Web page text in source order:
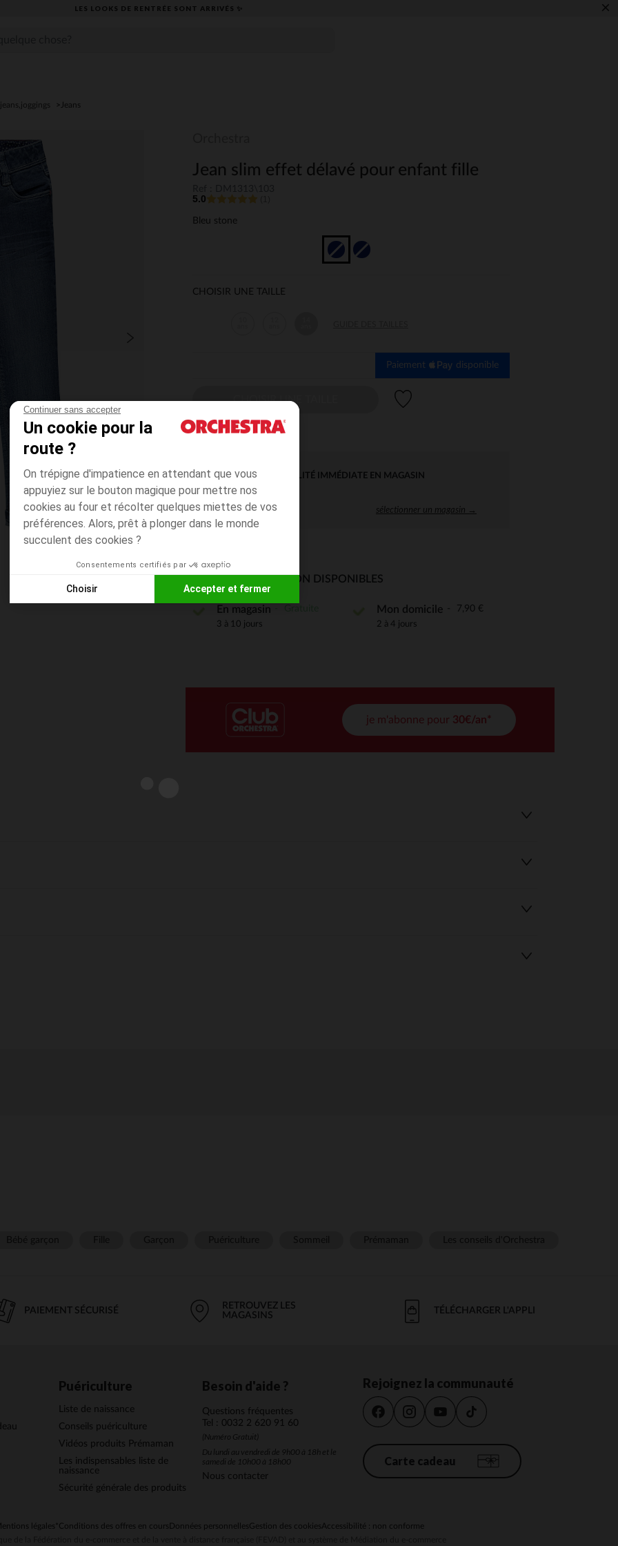
Continuer sans accepter
Un cookie pour la
route ?
On trépigne d'impatience en attendant que vous
appuyiez sur le bouton magique pour mettre nos
cookies au four et récolter quelques miettes de vos
préférences. Alors, prêt à plonger dans le monde
succulent des cookies ?
Consentements certifiés par
Choisir Accepter et fermer
Plateforme de Gestion du Consentement : Personnalisez vos Options
LES LOOKS DE RENTRÉE SONT ARRIVÉS ✨ ×
Jeans
Jean slim effet délavé pour enfant fille
5.0
Bleu stone
CHOISIR UNE TAILLE
Paiement disponible
CHOISIR UNE TAILLE
DISPONIBILITÉ IMMÉDIATE EN MAGASIN
sélectionner un magasin →
MODES DE LIVRAISON DISPONIBLES
En magasin
3 à 10 jours
Mon domicile 7,90 €
2 à 4 jours
je m'abonne pour 30€/an*
PAIEMENT SÉCURISÉ
RETROUVEZ LES
MAGASINS
TÉLÉCHARGER L'APPLI
Puériculture
Liste de naissance
Conseils puériculture
Vidéos produits Prémaman
Les indispensables liste de
naissance
Sécurité générale des produits
Besoin d'aide ?
Questions fréquentes
Tel : 0032 2 620 91 60
(Numéro Gratuit)
Du lundi au vendredi de 9h00 à 18h et le
samedi de 10h00 à 18h00
Nous contacter
Rejoignez la communauté
Carte cadeau
légales *Conditions des offres en cours Données personnellesGestion des cookiesAccessibilité : non conforme